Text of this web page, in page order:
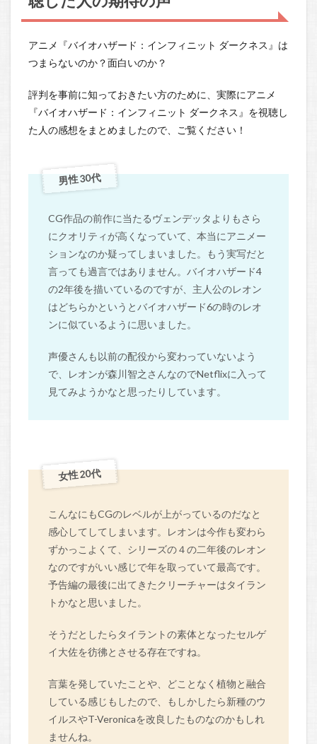
アニメ『バイオハザード：インフィニット ダークネス』は
つまらないのか？面白いのか？
評判を事前に知っておきたい方のために、実際にアニメ
『バイオハザード：インフィニット ダークネス』を視聴し
た人の感想をまとめましたので、ご覧ください！
男性 30代
CG作品の前作に当たるヴェンデッタよりもさら
にクオリティが高くなっていて、本当にアニメー
ションなのか疑ってしまいました。もう実写だと
言っても過言ではありません。バイオハザード4
の2年後を描いているのですが、主人公のレオン
はどちらかというとバイオハザード6の時のレオ
ンに似ているように思いました。
声優さんも以前の配役から変わっていないよう
で、レオンが森川智之さんなのでNetflixに入って
見てみようかなと思ったりしています。
女性 20代
こんなにもCGのレベルが上がっているのだなと
感心してしてしまいます。レオンは今作も変わら
ずかっこよくて、シリーズの４の二年後のレオン
なのですがいい感じで年を取っていて最高です。
予告編の最後に出てきたクリーチャーはタイラン
トかなと思いました。
そうだとしたらタイラントの素体となったセルゲ
イ大佐を彷彿とさせる存在ですね。
言葉を発していたことや、どことなく植物と融合
している感じもしたので、もしかしたら新種のウ
イルスやT-Veronicaを改良したものなのかもしれ
ませんね。